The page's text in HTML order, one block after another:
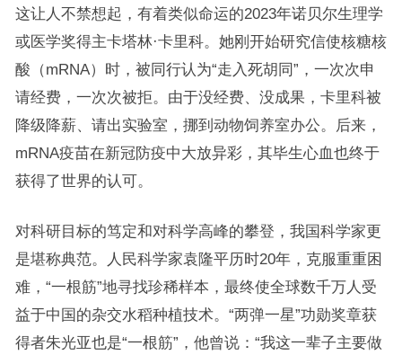
这让人不禁想起，有着类似命运的2023年诺贝尔生理学
或医学奖得主卡塔林·卡里科。她刚开始研究信使核糖核
酸（mRNA）时，被同行认为“走入死胡同”，一次次申
请经费，一次次被拒。由于没经费、没成果，卡里科被
降级降薪、请出实验室，挪到动物饲养室办公。后来，
mRNA疫苗在新冠防疫中大放异彩，其毕生心血也终于
获得了世界的认可。
对科研目标的笃定和对科学高峰的攀登，我国科学家更
是堪称典范。人民科学家袁隆平历时20年，克服重重困
难，“一根筋”地寻找珍稀样本，最终使全球数千万人受
益于中国的杂交水稻种植技术。“两弹一星”功勋奖章获
得者朱光亚也是“一根筋”，他曾说：“我这一辈子主要做